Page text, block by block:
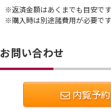
※返済金額はあくまでも目安です
※購入時は別途諸費用が必要です
お問い合わせ
内覧予